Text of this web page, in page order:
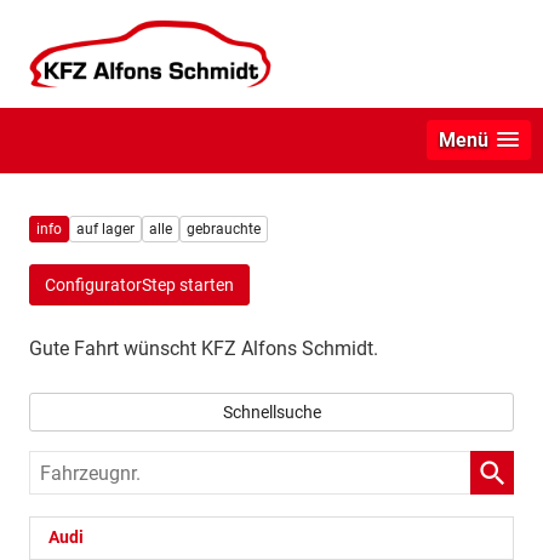
Menü
info auf lager alle gebrauchte
ConfiguratorStep starten
Gute Fahrt wünscht KFZ Alfons Schmidt.
Schnellsuche
Fahrzeugnr.
Audi